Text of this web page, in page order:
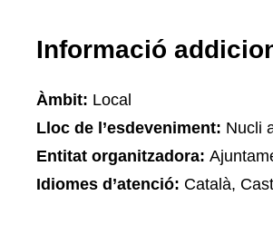
Informació
Àmbit: Local
Lloc de l’esdeveniment: Nucli
Entitat organitzadora:
Idiomes d’atenció: Català,